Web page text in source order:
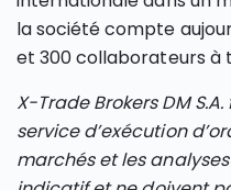
la société compte
et 300 collaborateurs à
X-Trade Brokers DM
service d’exécution
marchés et les